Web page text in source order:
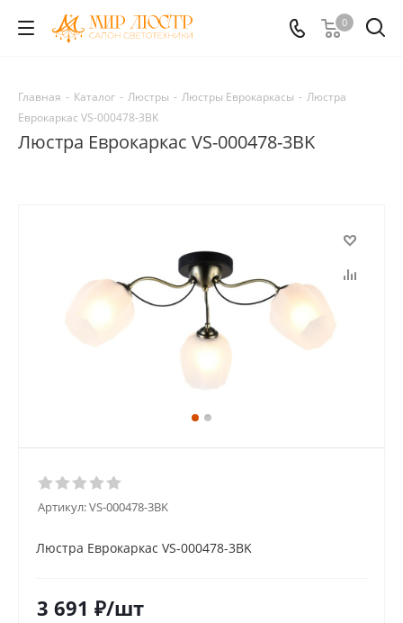
0
Главная - Каталог - Люстры - Люстры Еврокаркасы - Люстра
Еврокаркас VS-000478-3BK
Люстра Еврокаркас VS-000478-3BK
Артикул:VS-000478-3BK
Люстра Еврокаркас VS-000478-3BK
3 691 ₽/шт